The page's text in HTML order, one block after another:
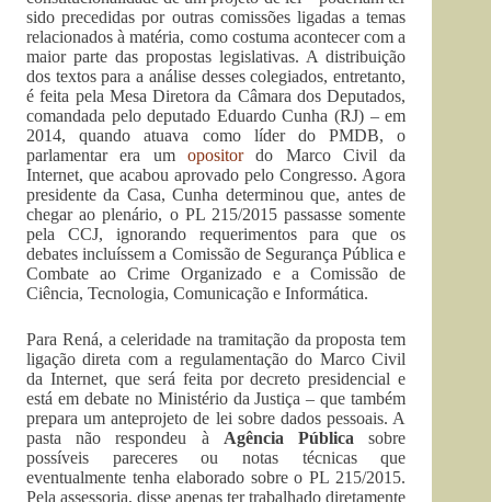
sido precedidas por outras comissões ligadas a temas
relacionados à matéria, como costuma acontecer com a
maior parte das propostas legislativas. A distribuição
dos textos para a análise desses colegiados, entretanto,
é feita pela Mesa Diretora da Câmara dos Deputados,
comandada pelo deputado Eduardo Cunha (RJ) – em
2014, quando atuava como líder do PMDB, o
parlamentar era um opositordo Marco Civil da
Internet, que acabou aprovado pelo Congresso. Agora
presidente da Casa, Cunha determinou que, antes de
chegar ao plenário, o PL 215/2015 passasse somente
pela CCJ, ignorando requerimentos para que os
debates incluíssem a Comissão de Segurança Pública e
Combate ao Crime Organizado e a Comissão de
Ciência, Tecnologia, Comunicação e Informática.
Para Rená, a celeridade na tramitação da proposta tem
ligação direta com a regulamentação do Marco Civil
da Internet, que será feita por decreto presidencial e
está em debate no Ministério da Justiça – que também
prepara um anteprojeto de lei sobre dados pessoais. A
pasta não respondeu à Agência Pública sobre
possíveis pareceres ou notas técnicas que
eventualmente tenha elaborado sobre o PL 215/2015.
Pela assessoria, disse apenas ter trabalhado diretamente